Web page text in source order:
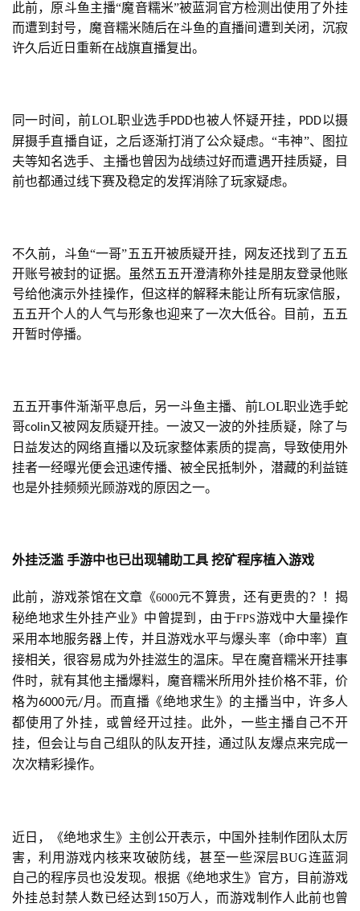
页
游
茶
原
创
游
戏
手
机
游
戏
此前，原斗鱼主播“魔音糯米”被蓝洞官方检测出使用了外挂
而遭到封号，魔音糯米随后在斗鱼的直播间遭到关闭，沉寂
许久后近日重新在战旗直播复出。
同一时间，前LOL职业选手PDD也被人怀疑开挂， PDD以摄
屏摄手直播自证，之后逐渐打消了公众疑虑。“韦神”、图拉
夫等知名选手、主播也曾因为战绩过好而遭遇开挂质疑，目
前也都通过线下赛及稳定的发挥消除了玩家疑虑。
不久前，斗鱼“一哥”五五开被质疑开挂，网友还找到了五五
开账号被封的证据。虽然五五开澄清称外挂是朋友登录他账
号给他演示外挂操作，但这样的解释未能让所有玩家信服，
五五开个人的人气与形象也迎来了一次大低谷。目前，五五
开暂时停播。
五五开事件渐渐平息后，另一斗鱼主播、前LOL职业选手蛇
哥colin又被网友质疑开挂。一波又一波的外挂质疑，除了与
日益发达的网络直播以及玩家整体素质的提高，导致使用外
挂者一经曝光便会迅速传播、被全民抵制外，潜藏的利益链
也是外挂频频光顾游戏的原因之一。
外挂泛滥 手游中也已出现辅助工具 挖矿程序植入游戏
此前，游戏茶馆在文章 《6000元不算贵，还有更贵的？！揭
秘绝地求生外挂产业》 中曾提到，由于FPS游戏中大量操作
采用本地服务器上传，并且游戏水平与爆头率（命中率）直
接相关，很容易成为外挂滋生的温床。早在魔音糯米开挂事
件时，就有其他主播爆料，魔音糯米所用外挂价格不菲，价
格为6000元/月。而直播《绝地求生》的主播当中，许多人
都使用了外挂，或曾经开过挂。此外，一些主播自己不开
挂，但会让与自己组队的队友开挂，通过队友爆点来完成一
次次精彩操作。
近日，《绝地求生》主创公开表示，中国外挂制作团队太厉
害，利用游戏内核来攻破防线，甚至一些深层BUG连蓝洞
自己的程序员也没发现。根据《绝地求生》官方，目前游戏
外挂总封禁人数已经达到 150万人，而游戏制作人此前也曾